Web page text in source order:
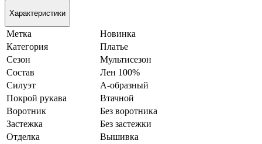
Характеристики
Метка
Новинка
Категория
Платье
Сезон
Мультисезон
Состав
Лен 100%
Силуэт
А-образный
Покрой рукава
Втачной
Воротник
Без воротника
Застежка
Без застежки
Отделка
Вышивка